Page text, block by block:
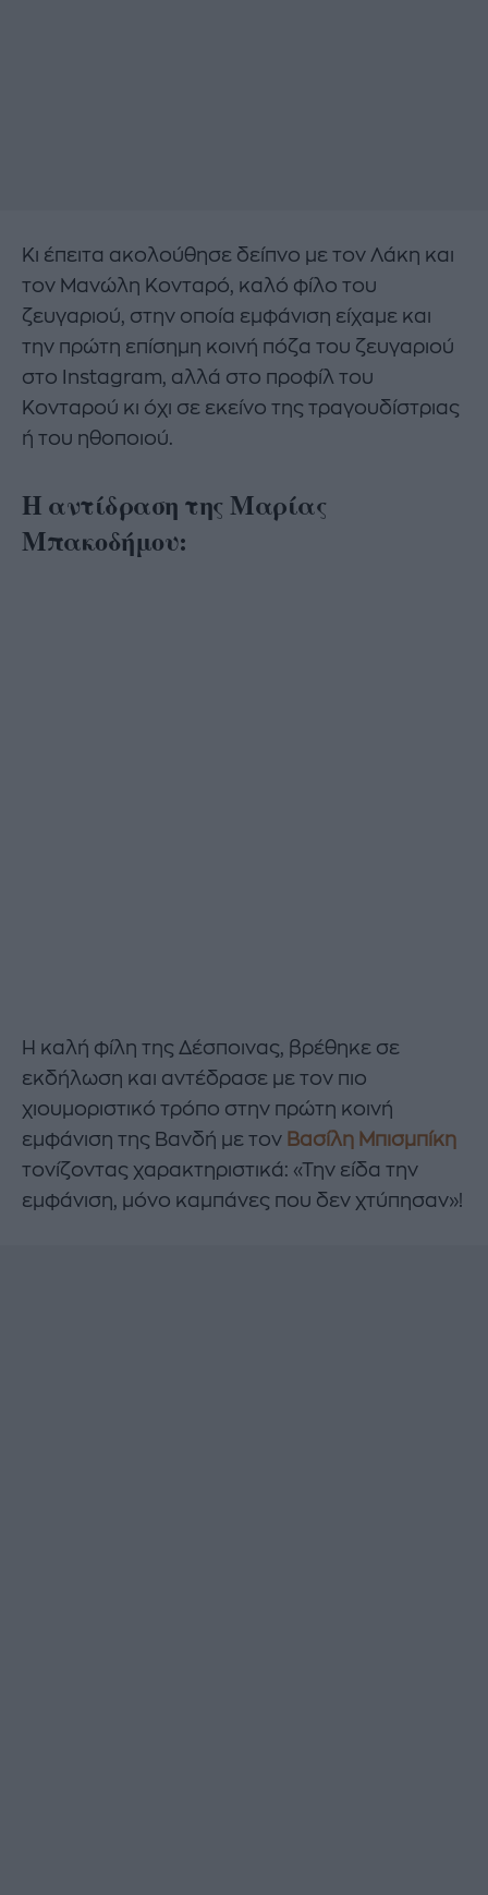
Κι έπειτα ακολούθησε δείπνο με τον Λάκη και
τον Μανώλη Κονταρό, καλό φίλο του
ζευγαριού, στην οποία εμφάνιση είχαμε και
την πρώτη επίσημη κοινή πόζα του ζευγαριού
στο Instagram, αλλά στο προφίλ του
Κονταρού κι όχι σε εκείνο της τραγουδίστριας
ή του ηθοποιού.
Η αντίδραση της Μαρίας
Μπακοδήμου:
Η καλή φίλη της Δέσποινας, βρέθηκε σε
εκδήλωση και αντέδρασε με τον πιο
χιουμοριστικό τρόπο στην πρώτη κοινή
εμφάνιση της Βανδή με τον Βασίλη Μπισμπίκη
τονίζοντας χαρακτηριστικά: «Την είδα την
εμφάνιση, μόνο καμπάνες που δεν χτύπησαν»!